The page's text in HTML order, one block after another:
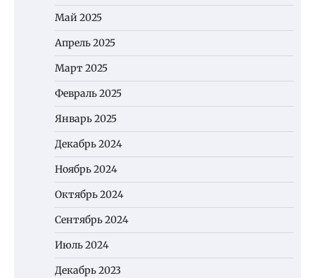
Май 2025
Апрель 2025
Март 2025
Февраль 2025
Январь 2025
Декабрь 2024
Ноябрь 2024
Октябрь 2024
Сентябрь 2024
Июль 2024
Декабрь 2023